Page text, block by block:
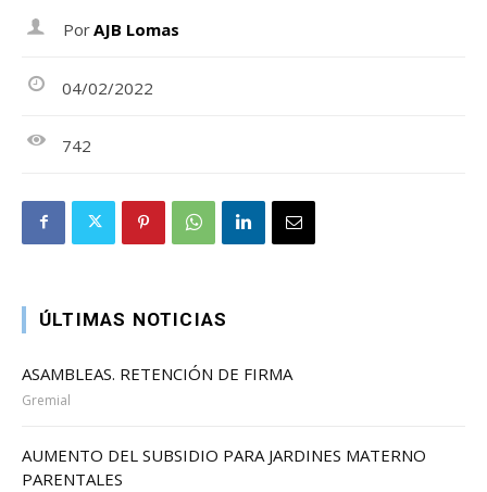
PorAJB Lomas
04/02/2022
742
ÚLTIMAS NOTICIAS
ASAMBLEAS. RETENCIÓN DE FIRMA
Gremial
AUMENTO DEL SUBSIDIO PARA JARDINES MATERNO
PARENTALES